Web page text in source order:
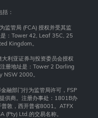
：
监管局 (FCA) 授权并受其监
：Tower 42, Leaf 35C, 25
Kingdom。
利亚证券与投资委员会授权
册地址是：Tower 2 Darling
NSW 2000。
融部门行为监管局许可，FSP
供商。注册办事处：1801B办
敦，西开普省8001。ATFX
(Pty) Ltd.的交易名称。